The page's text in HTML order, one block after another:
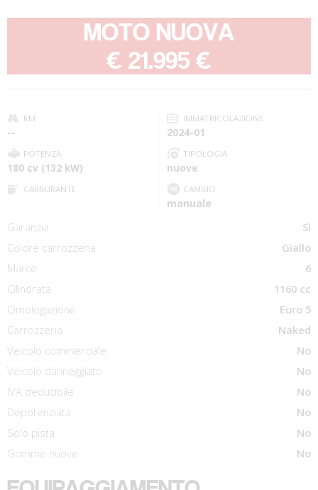
MOTO NUOVA
€ 21.995 €
KM
--
IMMATRICOLAZIONE
2024-01
POTENZA
180 cv (132 kW)
TIPOLOGIA
nuove
CARBURANTE CAMBIO
manuale
Garanzia
Sì
Colore carrozzeria
Giallo
Marce
6
Cilindrata
1160 cc
Omologazione
Euro 5
Carrozzeria
Naked
Veicolo commerciale
No
Veicolo danneggiato
No
IVA deducibile
No
Depotenziata
No
Solo pista
No
Gomme nuove
No